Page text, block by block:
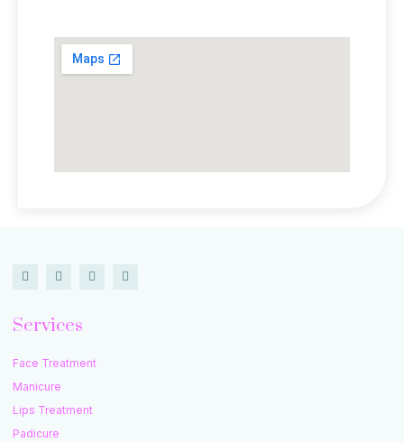
Services
Face Treatment
Manicure
Lips Treatment
Padicure